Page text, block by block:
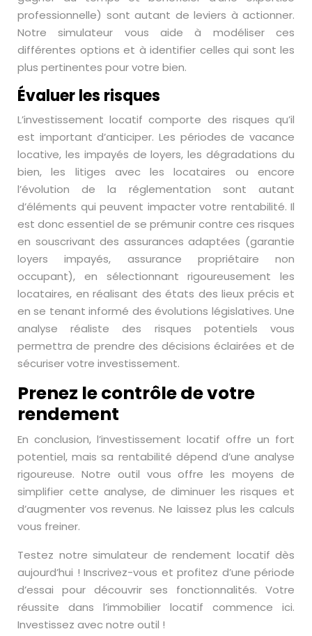
professionnelle) sont autant de leviers à actionner.
Notre simulateur vous aide à modéliser ces
différentes options et à identifier celles qui sont les
plus pertinentes pour votre bien.
Évaluer les risques
L’investissement locatif comporte des risques qu’il
est important d’anticiper. Les périodes de vacance
locative, les impayés de loyers, les dégradations du
bien, les litiges avec les locataires ou encore
l’évolution de la réglementation sont autant
d’éléments qui peuvent impacter votre rentabilité. Il
est donc essentiel de se prémunir contre ces risques
en souscrivant des assurances adaptées (garantie
loyers impayés, assurance propriétaire non
occupant), en sélectionnant rigoureusement les
locataires, en réalisant des états des lieux précis et
en se tenant informé des évolutions législatives. Une
analyse réaliste des risques potentiels vous
permettra de prendre des décisions éclairées et de
sécuriser votre investissement.
Prenez le contrôle de votre
rendement
En conclusion, l’investissement locatif offre un fort
potentiel, mais sa rentabilité dépend d’une analyse
rigoureuse. Notre outil vous offre les moyens de
simplifier cette analyse, de diminuer les risques et
d’augmenter vos revenus. Ne laissez plus les calculs
vous freiner.
Testez notre simulateur de rendement locatif dès
aujourd’hui ! Inscrivez-vous et profitez d’une période
d’essai pour découvrir ses fonctionnalités. Votre
réussite dans l’immobilier locatif commence ici.
Investissez avec notre outil !